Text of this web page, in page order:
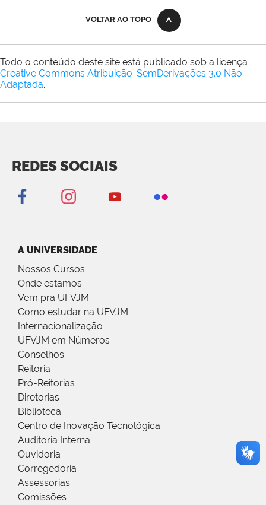
VOLTAR AO TOPO
Todo o conteúdo deste site está publicado sob a licença
Creative Commons Atribuição-SemDerivações 3.0 Não
Adaptada.
REDES SOCIAIS
A UNIVERSIDADE
Nossos Cursos
Onde estamos
Vem pra UFVJM
Como estudar na UFVJM
Internacionalização
UFVJM em Números
Conselhos
Reitoria
Pró-Reitorias
Diretorias
Biblioteca
Centro de Inovação Tecnológica
Auditoria Interna
Ouvidoria
Corregedoria
Assessorias
Comissões